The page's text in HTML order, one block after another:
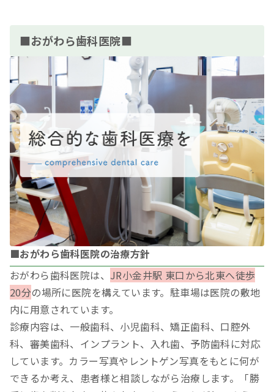
■おがわら歯科医院■
■おがわら歯科医院の治療方針
おがわら歯科医院は、 JR小金井駅 東口から北東へ徒歩
20分の場所に医院を構えています。駐車場は医院の敷地
内に用意されています。
診療内容は、一般歯科、小児歯科、矯正歯科、口腔外
科、審美歯科、インプラント、入れ歯、予防歯科に対応
しています。カラー写真やレントゲン写真をもとに何が
できるか考え、患者様と相談しながら治療します。「勝